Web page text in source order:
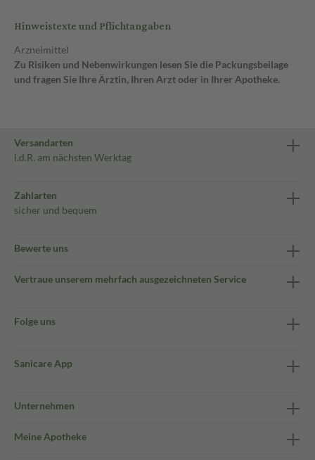
Hinweistexte und Pflichtangaben
Arzneimittel
Zu Risiken und Nebenwirkungen lesen Sie die Packungsbeilage
und fragen Sie Ihre Ärztin, Ihren Arzt oder in Ihrer Apotheke.
Versandarten
i.d.R. am nächsten Werktag
Zahlarten
sicher und bequem
Bewerte uns
Vertraue unserem mehrfach ausgezeichneten Service
Folge uns
Sanicare App
Unternehmen
Meine Apotheke